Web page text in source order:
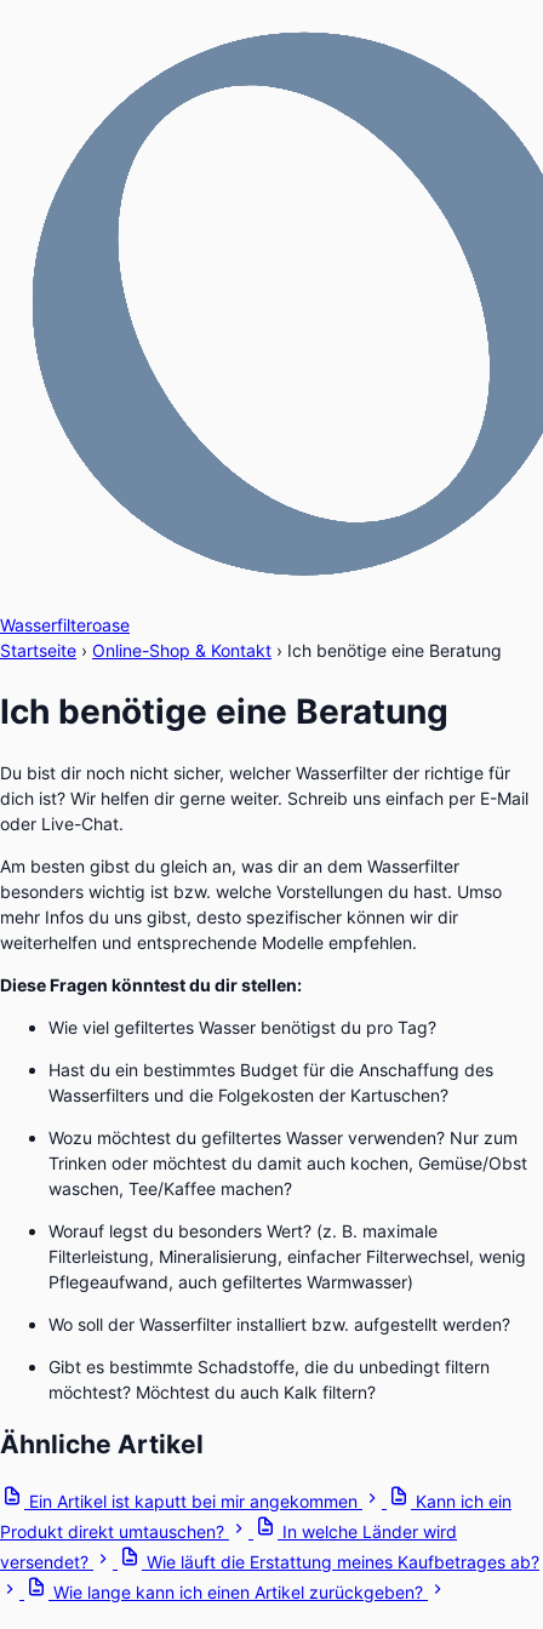
Wasserfilteroase
Startseite › Online-Shop & Kontakt › Ich benötige eine Beratung
Ich benötige eine Beratung
Du bist dir noch nicht sicher, welcher Wasserfilter der richtige für
dich ist? Wir helfen dir gerne weiter. Schreib uns einfach per E-Mail
oder Live-Chat.
Am besten gibst du gleich an, was dir an dem Wasserfilter
besonders wichtig ist bzw. welche Vorstellungen du hast. Umso
mehr Infos du uns gibst, desto spezifischer können wir dir
weiterhelfen und entsprechende Modelle empfehlen.
Diese Fragen könntest du dir stellen:
Wie viel gefiltertes Wasser benötigst du pro Tag?
Hast du ein bestimmtes Budget für die Anschaffung des
Wasserfilters und die Folgekosten der Kartuschen?
Wozu möchtest du gefiltertes Wasser verwenden? Nur zum
Trinken oder möchtest du damit auch kochen, Gemüse/Obst
waschen, Tee/Kaffee machen?
Worauf legst du besonders Wert? (z. B. maximale
Filterleistung, Mineralisierung, einfacher Filterwechsel, wenig
Pflegeaufwand, auch gefiltertes Warmwasser)
Wo soll der Wasserfilter installiert bzw. aufgestellt werden?
Gibt es bestimmte Schadstoffe, die du unbedingt filtern
möchtest? Möchtest du auch Kalk filtern?
Ähnliche Artikel
Ein Artikel ist kaputt bei mir angekommen
Kann ich ein
Produkt direkt umtauschen?
In welche Länder wird
versendet?
Wie läuft die Erstattung meines Kaufbetrages ab?
Wie lange kann ich einen Artikel zurückgeben?